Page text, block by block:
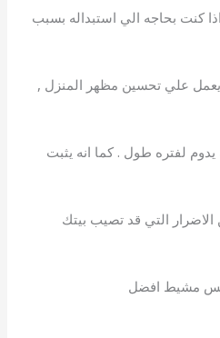
كنت بحاجه الي استبداله بسبب
علي تحسين مظهر المنزل ,
يدوم لفتره طول . كما انه يثبت
الاضرار التي قد تصيب بيتك
مشيط افضل